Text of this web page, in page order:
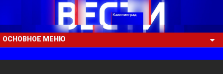
ОСНОВНОЕ МЕНЮ